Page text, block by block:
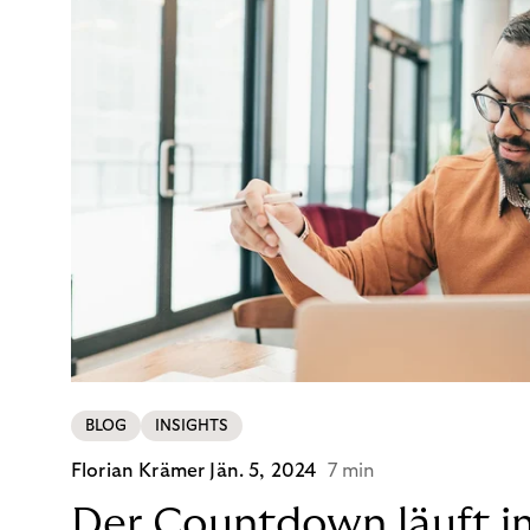
BLOG INSIGHTS
Florian Krämer Jän. 5, 2024 7 min